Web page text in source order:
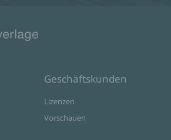
Geschäftskunden
Lizenzen
Vorschauen